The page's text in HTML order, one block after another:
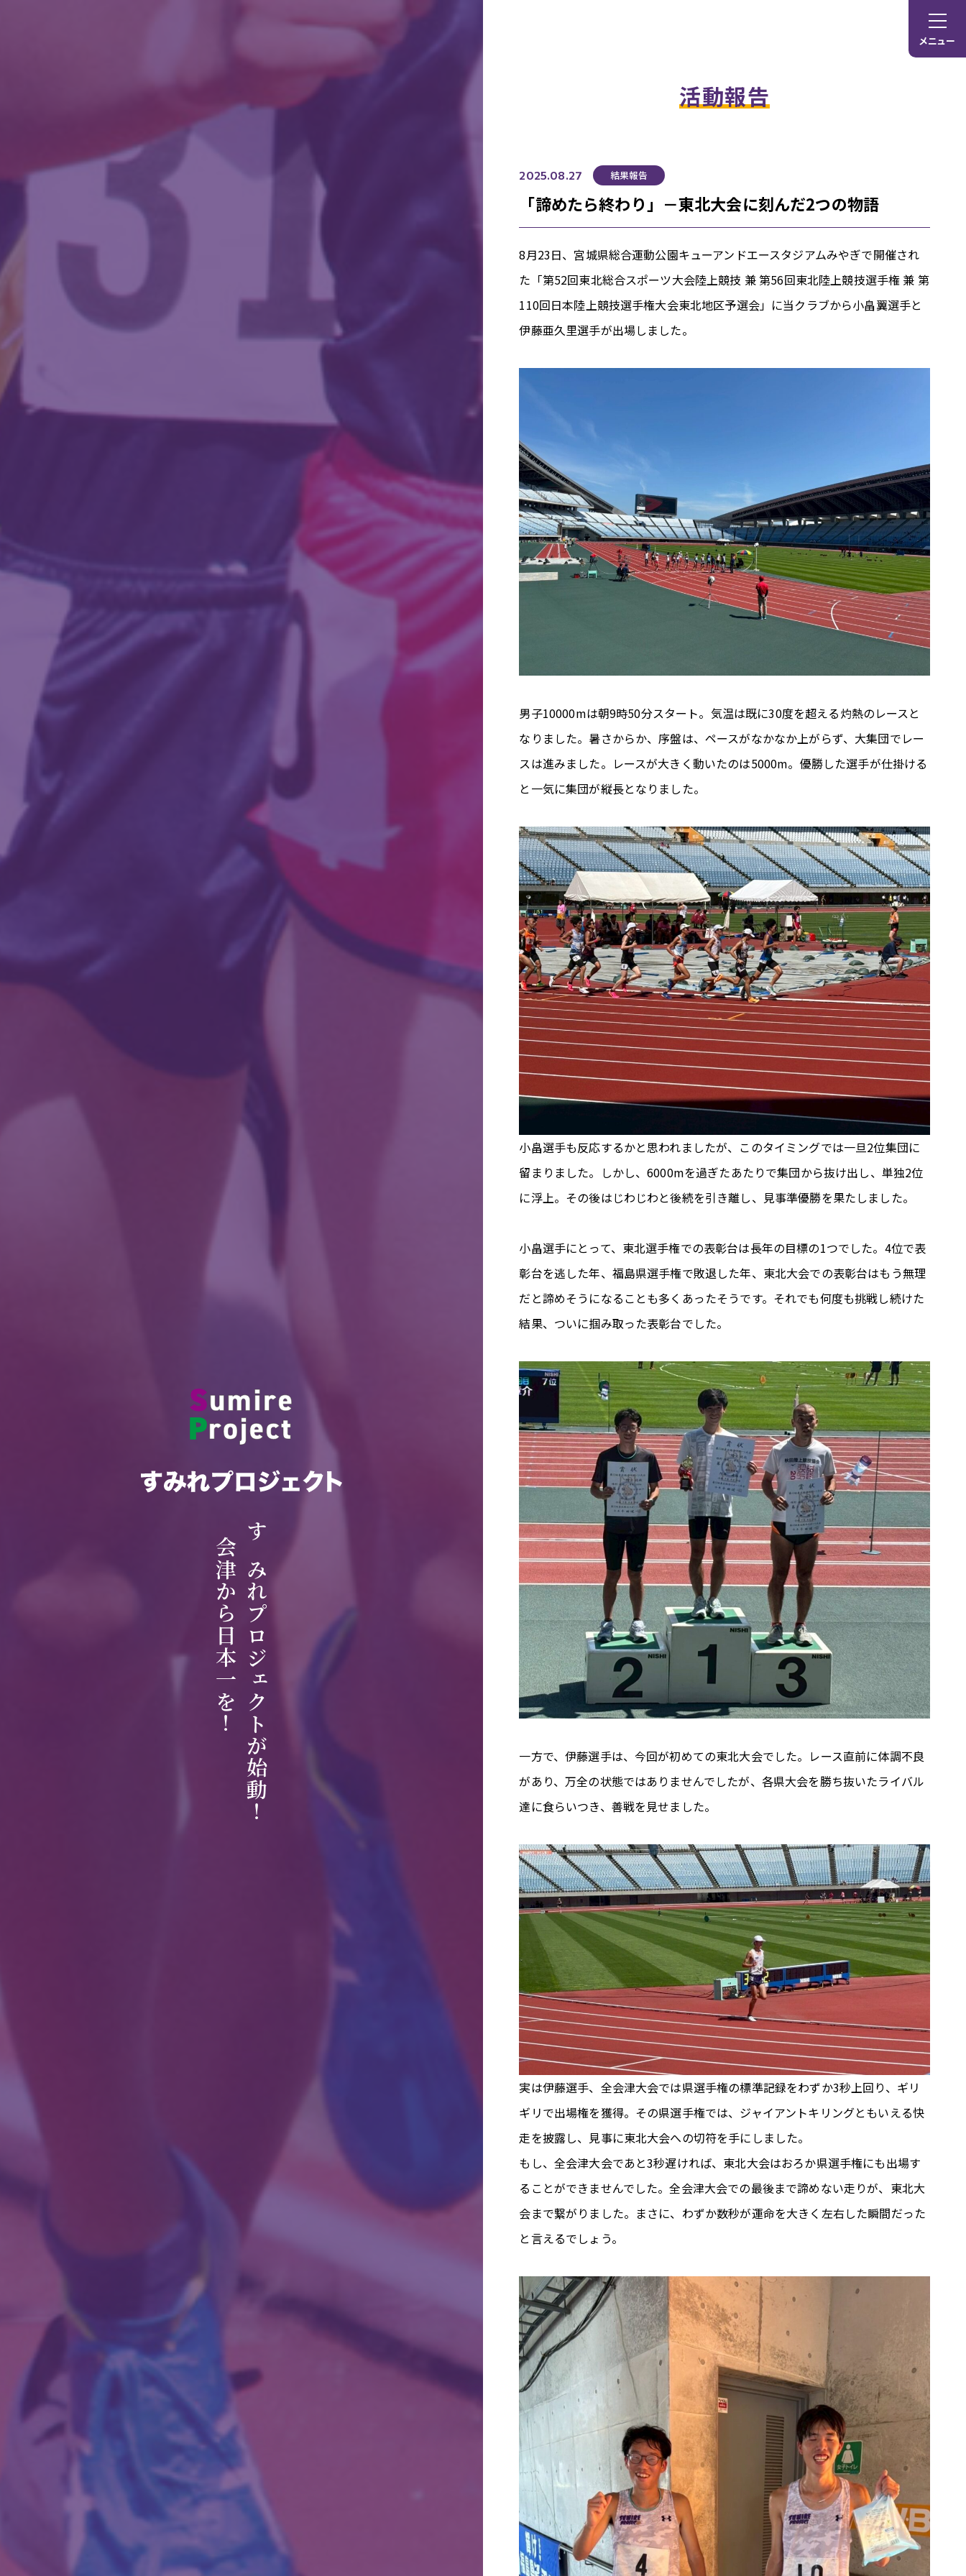
メニュー
すみれプロジェクトが始動！
会津から日本一を！
活動報告
2025.08.27 結果報告
「諦めたら終わり」－東北大会に刻んだ2つの物語
8月23日、宮城県総合運動公園キューアンドエースタジアムみやぎで開催され
た「第52回東北総合スポーツ大会陸上競技 兼 第56回東北陸上競技選手権 兼 第
110回日本陸上競技選手権大会東北地区予選会」に当クラブから小畠翼選手と
伊藤亜久里選手が出場しました。
男子10000mは朝9時50分スタート。気温は既に30度を超える灼熱のレースと
なりました。暑さからか、序盤は、ペースがなかなか上がらず、大集団でレー
スは進みました。レースが大きく動いたのは5000m。優勝した選手が仕掛ける
と一気に集団が縦長となりました。
小畠選手も反応するかと思われましたが、このタイミングでは一旦2位集団に
留まりました。しかし、6000mを過ぎたあたりで集団から抜け出し、単独2位
に浮上。その後はじわじわと後続を引き離し、見事準優勝を果たしました。
小畠選手にとって、東北選手権での表彰台は長年の目標の1つでした。4位で表
彰台を逃した年、福島県選手権で敗退した年、東北大会での表彰台はもう無理
だと諦めそうになることも多くあったそうです。それでも何度も挑戦し続けた
結果、ついに掴み取った表彰台でした。
一方で、伊藤選手は、今回が初めての東北大会でした。レース直前に体調不良
があり、万全の状態ではありませんでしたが、各県大会を勝ち抜いたライバル
達に食らいつき、善戦を見せました。
実は伊藤選手、全会津大会では県選手権の標準記録をわずか3秒上回り、ギリ
ギリで出場権を獲得。その県選手権では、ジャイアントキリングともいえる快
走を披露し、見事に東北大会への切符を手にしました。
もし、全会津大会であと3秒遅ければ、東北大会はおろか県選手権にも出場す
ることができませんでした。全会津大会での最後まで諦めない走りが、東北大
会まで繋がりました。まさに、わずか数秒が運命を大きく左右した瞬間だった
と言えるでしょう。